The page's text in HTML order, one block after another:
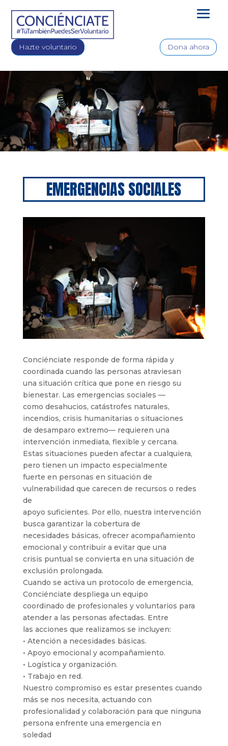
Hazte voluntario Dona ahora
EMERGENCIAS SOCIALES
Conciénciate responde de forma rápida y
coordinada cuando las personas atraviesan
una situación crítica que pone en riesgo su
bienestar. Las emergencias sociales —
como desahucios, catástrofes naturales,
incendios, crisis humanitarias o situaciones
de desamparo extremo— requieren una
intervención inmediata, flexible y cercana.
Estas situaciones pueden afectar a cualquiera,
pero tienen un impacto especialmente
fuerte en personas en situación de
vulnerabilidad que carecen de recursos o redes
de
apoyo suficientes. Por ello, nuestra intervención
busca garantizar la cobertura de
necesidades básicas, ofrecer acompañamiento
emocional y contribuir a evitar que una
crisis puntual se convierta en una situación de
exclusión prolongada.
Cuando se activa un protocolo de emergencia,
Conciénciate despliega un equipo
coordinado de profesionales y voluntarios para
atender a las personas afectadas. Entre
las acciones que realizamos se incluyen:
• Atención a necesidades básicas.
• Apoyo emocional y acompañamiento.
• Logística y organización.
• Trabajo en red.
Nuestro compromiso es estar presentes cuando
más se nos necesita, actuando con
profesionalidad y colaboración para que ninguna
persona enfrente una emergencia en
soledad